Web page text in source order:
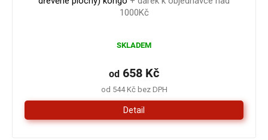
1000Kč
hodnocení
je
5,0
z
5
hvězdiček.
SKLADEM
od 544 Kč bez DPH
od 658 Kč
Detail